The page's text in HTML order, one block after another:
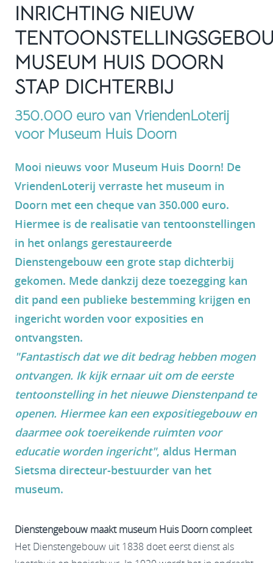
INRICHTING NIEUW
MUSEUM HUIS DOORN
STAP DICHTERBIJ
350.000 euro van VriendenLoterij
voor Museum Huis Doorn
Mooi nieuws voor Museum Huis Doorn! De
VriendenLoterij verraste het museum in
Doorn met een cheque van 350.000 euro.
Hiermee is de realisatie van tentoonstellingen
in het onlangs gerestaureerde
Dienstengebouw een grote stap dichterbij
gekomen. Mede dankzij deze toezegging kan
dit pand een publieke bestemming krijgen en
ingericht worden voor exposities en
ontvangsten.
"Fantastisch dat we dit bedrag hebben mogen
ontvangen. Ik kijk ernaar uit om de eerste
tentoonstelling in het nieuwe Dienstenpand te
openen. Hiermee kan een expositiegebouw en
daarmee ook toereikende ruimten voor
educatie worden ingericht", aldus Herman
Sietsma directeur-bestuurder van het
museum.
Dienstengebouw maakt museum Huis Doorn compleet
Het Dienstengebouw uit 1838 doet eerst dienst als